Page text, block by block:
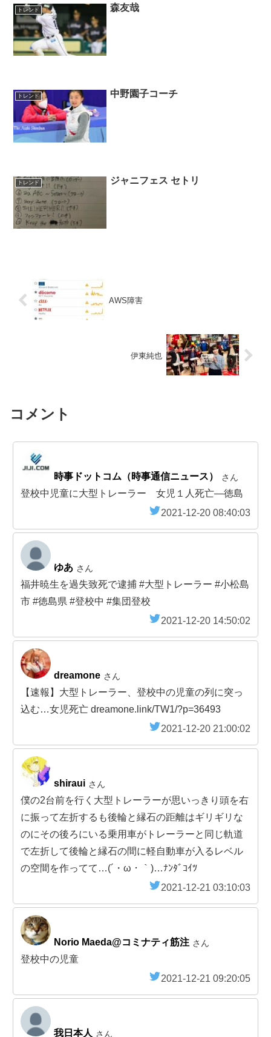
トレンド 森友哉
トレンド 中野園子コーチ
トレンド ジャニフェス セトリ
AWS障害
伊東純也
コメント
時事ドットコム（時事通信ニュース） さん
登校中児童に大型トレーラー 女児１人死亡―徳島
2021-12-20 08:40:03
ゆあ さん
福井暁生を過失致死で逮捕 #大型トレーラー #小松島
市 #徳島県 #登校中 #集団登校
2021-12-20 14:50:02
dreamone さん
【速報】大型トレーラー、登校中の児童の列に突っ
込む…女児死亡 dreamone.link/TW1/?p=36493
2021-12-20 21:00:02
shiraui さん
僕の2台前を行く大型トレーラーが思いっきり頭を右
に振って左折するも後輪と縁石の距離はギリギリな
のにその後ろにいる乗用車がトレーラーと同じ軌道
で左折して後輪と縁石の間に軽自動車が入るレベル
の空間を作ってて…(´・ω・｀)…ﾅﾝﾀﾞｺｲﾂ
2021-12-21 03:10:03
Norio Maeda@コミナティ筋注 さん
登校中の児童
2021-12-21 09:20:05
我日本人 さん